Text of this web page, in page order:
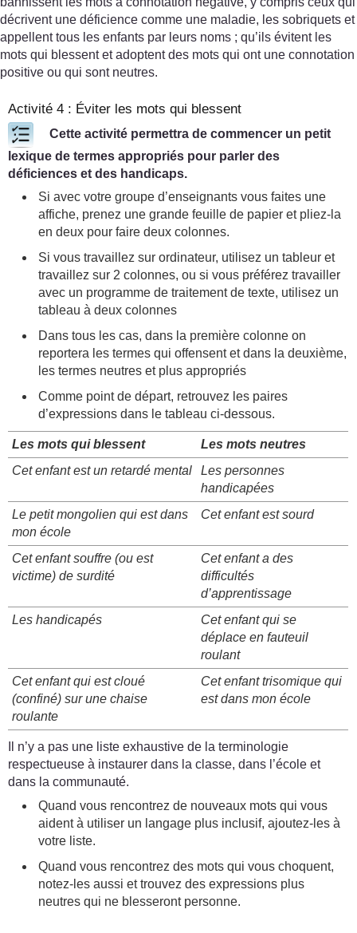
décrivent une déficience comme une maladie, les sobriquets et
appellent tous les enfants par leurs noms ; qu’ils évitent les
mots qui blessent et adoptent des mots qui ont une connotation
positive ou qui sont neutres.
Activité 4 : Éviter les mots qui blessent
Cette activité permettra de commencer un petit
lexique de termes appropriés pour parler des
déficiences et des handicaps.
Si avec votre groupe d’enseignants vous faites une
affiche, prenez une grande feuille de papier et pliez-la
en deux pour faire deux colonnes.
Si vous travaillez sur ordinateur, utilisez un tableur et
travaillez sur 2 colonnes, ou si vous préférez travailler
avec un programme de traitement de texte, utilisez un
tableau à deux colonnes
Dans tous les cas, dans la première colonne on
reportera les termes qui offensent et dans la deuxième,
les termes neutres et plus appropriés
Comme point de départ, retrouvez les paires
d’expressions dans le tableau ci-dessous.
Les mots qui blessent
Les mots neutres
Cet enfant est un retardé mental
Les personnes
handicapées
Le petit mongolien qui est dans
mon école
Cet enfant est sourd
Cet enfant souffre (ou est
victime) de surdité
Cet enfant a des
difficultés
d’apprentissage
Les handicapés
Cet enfant qui se
déplace en fauteuil
roulant
Cet enfant qui est cloué
(confiné) sur une chaise
roulante
Cet enfant trisomique qui
est dans mon école
Il n’y a pas une liste exhaustive de la terminologie
respectueuse à instaurer dans la classe, dans l’école et
dans la communauté.
Quand vous rencontrez de nouveaux mots qui vous
aident à utiliser un langage plus inclusif, ajoutez-les à
votre liste.
Quand vous rencontrez des mots qui vous choquent,
notez-les aussi et trouvez des expressions plus
neutres qui ne blesseront personne.